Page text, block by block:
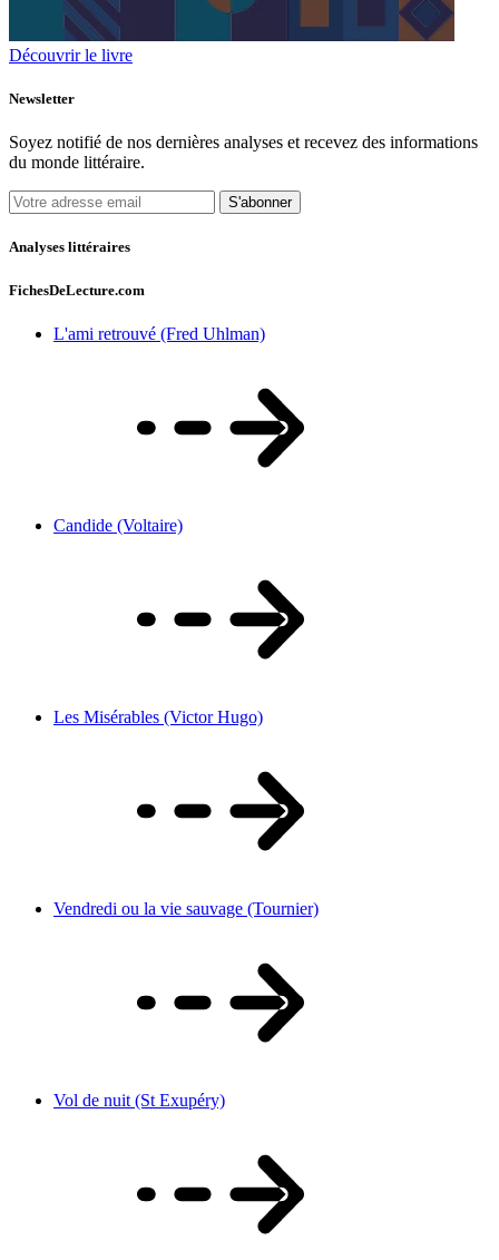
Découvrir le livre
Newsletter
Soyez notifié de nos dernières analyses et recevez des informations
du monde littéraire.
S'abonner
Analyses littéraires
FichesDeLecture.com
L'ami retrouvé (Fred Uhlman)
Candide (Voltaire)
Les Misérables (Victor Hugo)
Vendredi ou la vie sauvage (Tournier)
Vol de nuit (St Exupéry)